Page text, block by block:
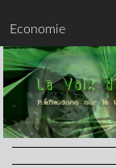
Economie